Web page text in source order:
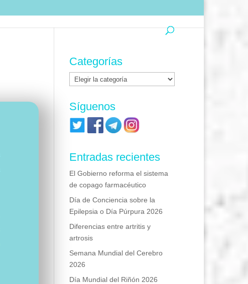
Categorías
Categorías
Síguenos
Entradas recientes
El Gobierno reforma el sistema
de copago farmacéutico
Día de Conciencia sobre la
Epilepsia o Día Púrpura 2026
Diferencias entre artritis y
artrosis
Semana Mundial del Cerebro
2026
Día Mundial del Riñón 2026